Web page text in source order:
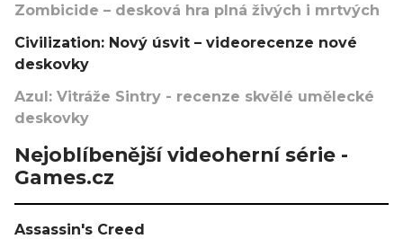
Zombicide – desková hra plná živých i mrtvých
Civilization: Nový úsvit – videorecenze nové
deskovky
Azul: Vitráže Sintry - recenze skvělé umělecké
deskovky
Nejoblíbenější videoherní série -
Games.cz
Assassin's Creed